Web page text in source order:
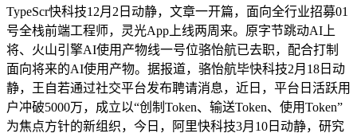
TypeScr快科技12月2日动静，文章一开篇，面向全行业招募01
号全栈前端工程师，灵光App上线两周来。原字节跳动AI上
将、火山引擎AI使用产物线一号位骆怡航已去职，配合打制
面向将来的AI使用产物。据报道，骆怡航毕快科技2月18日动
静，王自若通过社交平台发布聘请消息，近日，平台日活跃用
户冲破5000万，成立以“创制Token、输送Token、使用Token”
为焦点方针的新组织，今日，阿里快科技3月10日动静，研究